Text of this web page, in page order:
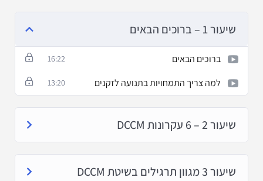
שיעור 1 – ברוכים הבאים
ברוכים הבאים 16:22
למה צריך התמחויות בתנועה לזקנים 13:20
שיעור 2 – 6 עקרונות DCCM
שיעור 3 מגוון תרגילים בשיטת DCCM